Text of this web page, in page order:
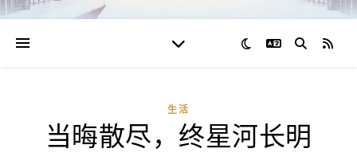
切换语言RSS
生活
当晦散尽，终星河长明